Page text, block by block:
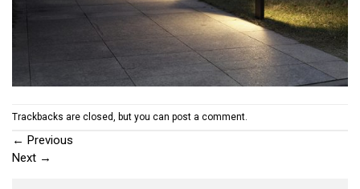
Trackbacks are closed, but you can post a comment.
← Previous
Next →